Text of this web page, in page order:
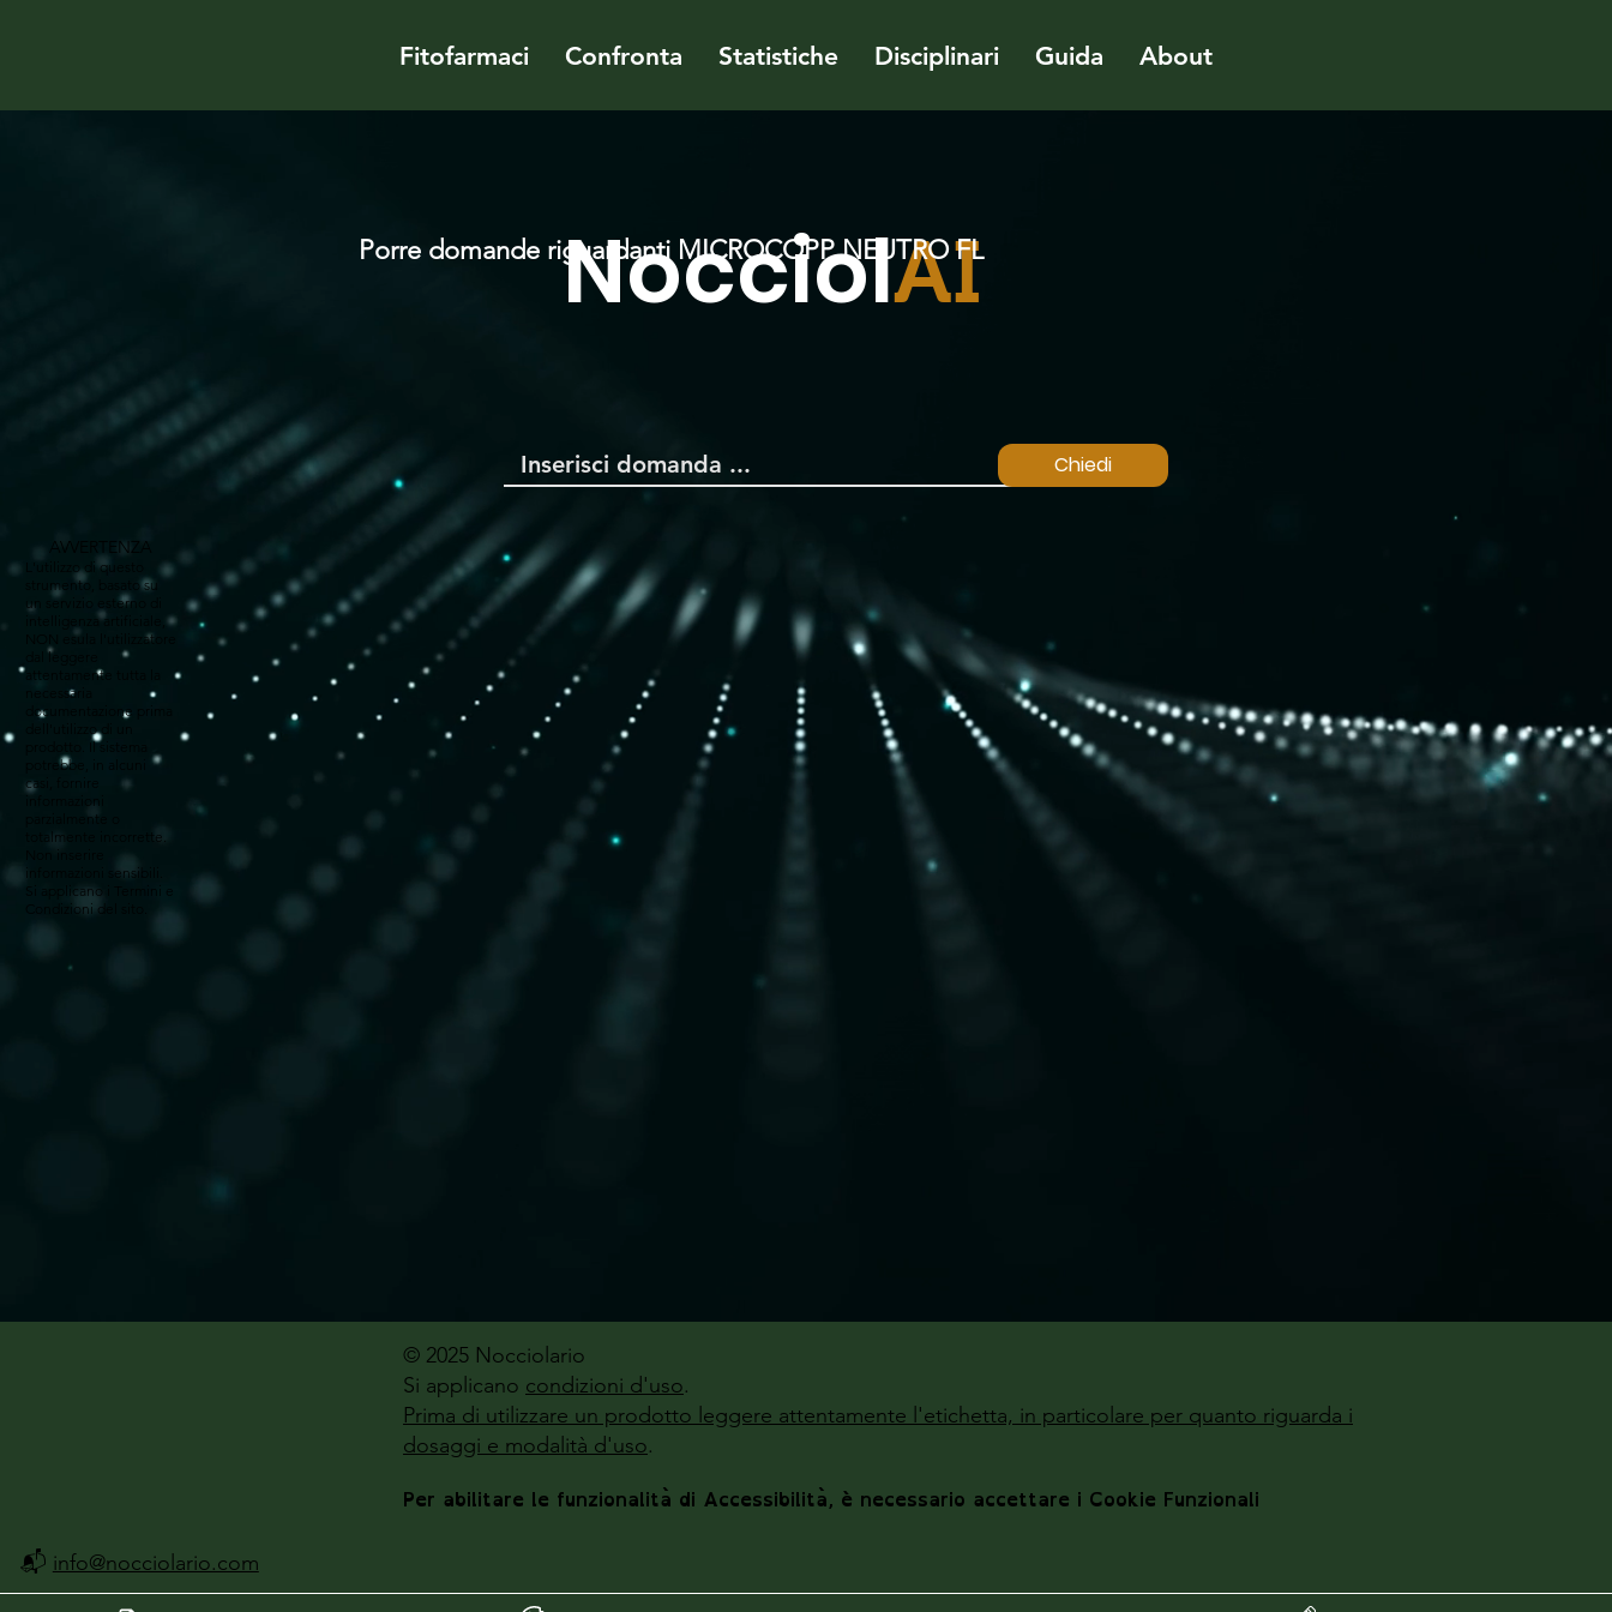
Fitofarmaci Confronta Statistiche Disciplinari Guida About
Chiedi
NocciolAI
Porre domande riguardanti MICROCOPP NEUTRO FL
AVVERTENZA
L'utilizzo di questo
strumento, basato su
un servizio esterno di
intelligenza artificiale,
NON esula l'utilizzatore
dal leggere
attentamente tutta la
necessaria
documentazione prima
dell'utilizzo di un
prodotto. Il sistema
potrebbe, in alcuni
casi, fornire
informazioni
parzialmente o
totalmente incorrette.
informazioni sensibili.
Si applicano i Termini e
Condizioni del sito.
© 2025 Nocciolario
Si applicano condizioni d'uso.
Prima di utilizzare un prodotto leggere attentamente l'etichetta, in particolare per quanto riguarda i
dosaggi e modalità d'uso.
Per abilitare le funzionalità di Accessibilità, è necessario accettare i Cookie Funzionali
📬 info@nocciolario.com